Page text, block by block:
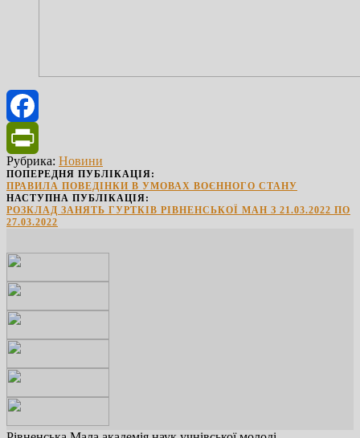
Facebook
PrintFriendly
Рубрика: Новини
ПОПЕРЕДНЯ ПУБЛІКАЦІЯ:
ПРАВИЛА ПОВЕДІНКИ В УМОВАХ ВОЄННОГО СТАНУ
НАСТУПНА ПУБЛІКАЦІЯ:
РОЗКЛАД ЗАНЯТЬ ГУРТКІВ РІВНЕНСЬКОЇ МАН З 21.03.2022 ПО
27.03.2022